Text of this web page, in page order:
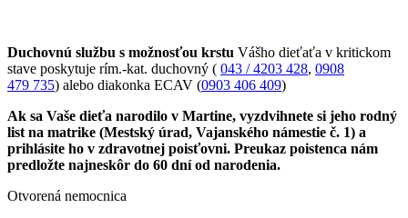
Duchovnú službu s možnosťou krstu Vášho dieťaťa v kritickom
stave poskytuje rím.-kat. duchovný ( 043 / 4203 428, 0908
479 735) alebo diakonka ECAV (0903 406 409)
Ak sa Vaše dieťa narodilo v Martine, vyzdvihnete si jeho rodný
list na matrike (Mestský úrad, Vajanského námestie č. 1) a
prihlásite ho v zdravotnej poisťovni. Preukaz poistenca nám
predložte najneskôr do 60 dní od narodenia.
Otvorená nemocnica